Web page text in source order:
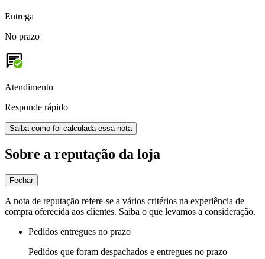
Entrega
No prazo
Atendimento
Responde rápido
Saiba como foi calculada essa nota
Sobre a reputação da loja
Fechar
A nota de reputação refere-se a vários critérios na experiência de
compra oferecida aos clientes. Saiba o que levamos a consideração.
Pedidos entregues no prazo
Pedidos que foram despachados e entregues no prazo